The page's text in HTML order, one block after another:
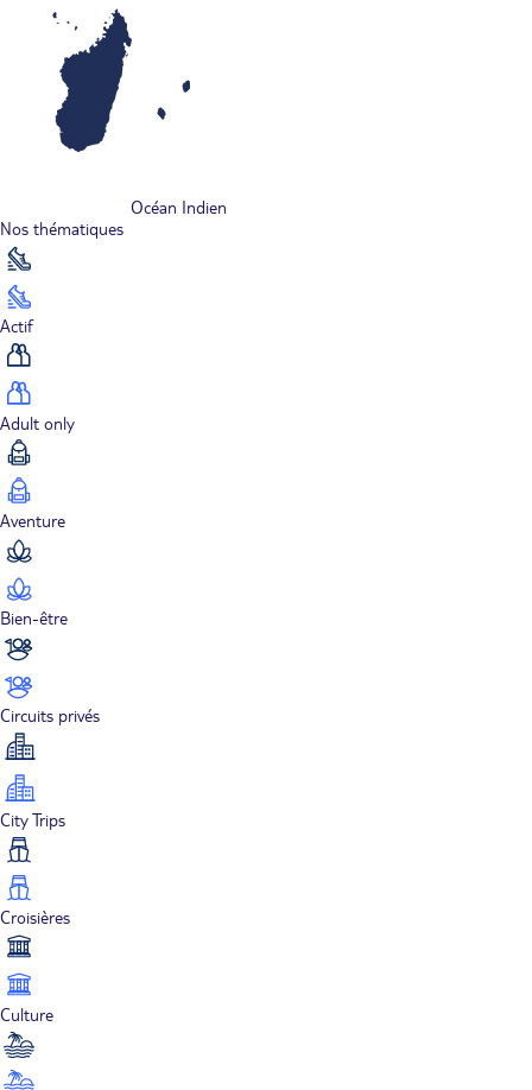
Océan Indien
Nos thématiques
Actif
Adult only
Aventure
Bien-être
Circuits privés
City Trips
Croisières
Culture